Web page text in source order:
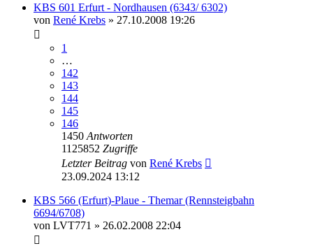
KBS 601 Erfurt - Nordhausen (6343/ 6302)
von René Krebs » 27.10.2008 19:26
1
…
142
143
144
145
146
1450 Antworten
1125852 Zugriffe
Letzter Beitrag von René Krebs
23.09.2024 13:12
KBS 566 (Erfurt)-Plaue - Themar (Rennsteigbahn
6694/6708)
von LVT771 » 26.02.2008 22:04